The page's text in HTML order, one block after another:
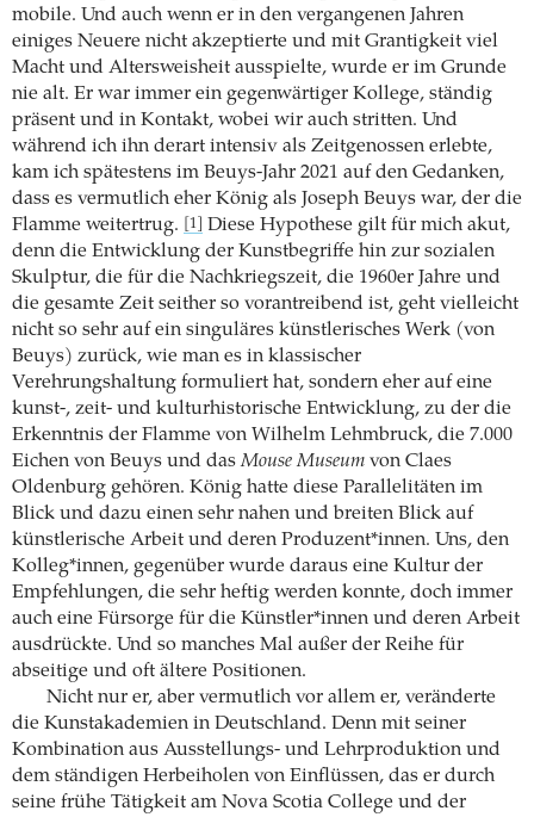
mobile. Und auch wenn er in den vergangenen Jahren
einiges Neuere nicht akzeptierte und mit Grantigkeit viel
Macht und Altersweisheit ausspielte, wurde er im Grunde
nie alt. Er war immer ein gegenwärtiger Kollege, ständig
präsent und in Kontakt, wobei wir auch stritten. Und
während ich ihn derart intensiv als Zeitgenossen erlebte,
kam ich spätestens im Beuys-Jahr 2021 auf den Gedanken,
dass es vermutlich eher König als Joseph Beuys war, der die
Flamme weitertrug.
[1]
Diese Hypothese gilt für mich akut,
denn die Entwicklung der Kunstbegriffe hin zur sozialen
Skulptur, die für die Nachkriegszeit, die 1960er Jahre und
die gesamte Zeit seither so vorantreibend ist, geht vielleicht
nicht so sehr auf ein singuläres künstlerisches Werk (von
Beuys) zurück, wie man es in klassischer
Verehrungshaltung formuliert hat, sondern eher auf eine
kunst-, zeit- und kulturhistorische Entwicklung, zu der die
Erkenntnis der Flamme von Wilhelm Lehmbruck, die 7.000
Eichen von Beuys und dasMouse Museum von Claes
Oldenburg gehören. König hatte diese Parallelitäten im
Blick und dazu einen sehr nahen und breiten Blick auf
künstlerische Arbeit und deren Produzent*innen. Uns, den
Kolleg*innen, gegenüber wurde daraus eine Kultur der
Empfehlungen, die sehr heftig werden konnte, doch immer
auch eine Fürsorge für die Künstler*innen und deren Arbeit
ausdrückte. Und so manches Mal außer der Reihe für
abseitige und oft ältere Positionen.
Nicht nur er, aber vermutlich vor allem er, veränderte
die Kunstakademien in Deutschland. Denn mit seiner
Kombination aus Ausstellungs- und Lehrproduktion und
dem ständigen Herbeiholen von Einflüssen, das er durch
seine frühe Tätigkeit am Nova Scotia College und der